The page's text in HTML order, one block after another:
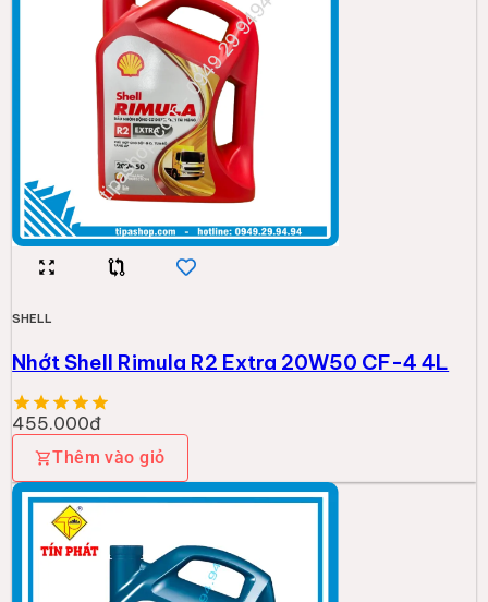
SHELL
Nhớt Shell Rimula R2 Extra 20W50 CF-4 4L
455.000đ
Thêm vào giỏ